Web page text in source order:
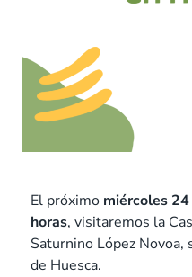
El próximo miércoles
horas, visitaremos la
Saturnino López Novoa,
de Huesca.